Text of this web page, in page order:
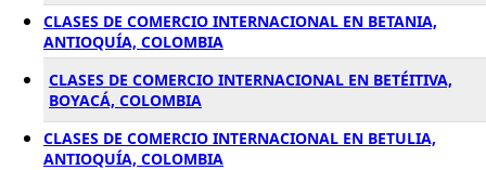
CLASES DE COMERCIO INTERNACIONAL EN BETANIA,
ANTIOQUÍA, COLOMBIA
CLASES DE COMERCIO INTERNACIONAL EN BETÉITIVA,
BOYACÁ, COLOMBIA
CLASES DE COMERCIO INTERNACIONAL EN BETULIA,
ANTIOQUÍA, COLOMBIA